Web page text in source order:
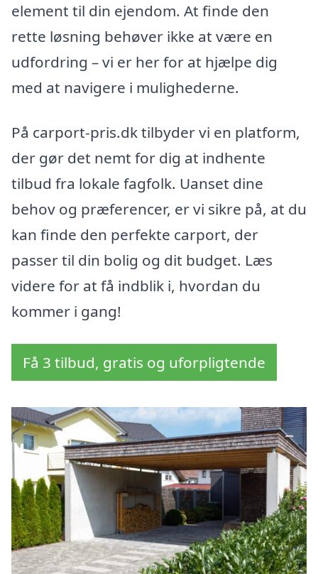
element til din ejendom. At finde den
rette løsning behøver ikke at være en
udfordring – vi er her for at hjælpe dig
med at navigere i mulighederne.
På carport-pris.dk tilbyder vi en platform,
der gør det nemt for dig at indhente
tilbud fra lokale fagfolk. Uanset dine
behov og præferencer, er vi sikre på, at du
kan finde den perfekte carport, der
passer til din bolig og dit budget. Læs
videre for at få indblik i, hvordan du
kommer i gang!
Få 3 tilbud, gratis og uforpligtende